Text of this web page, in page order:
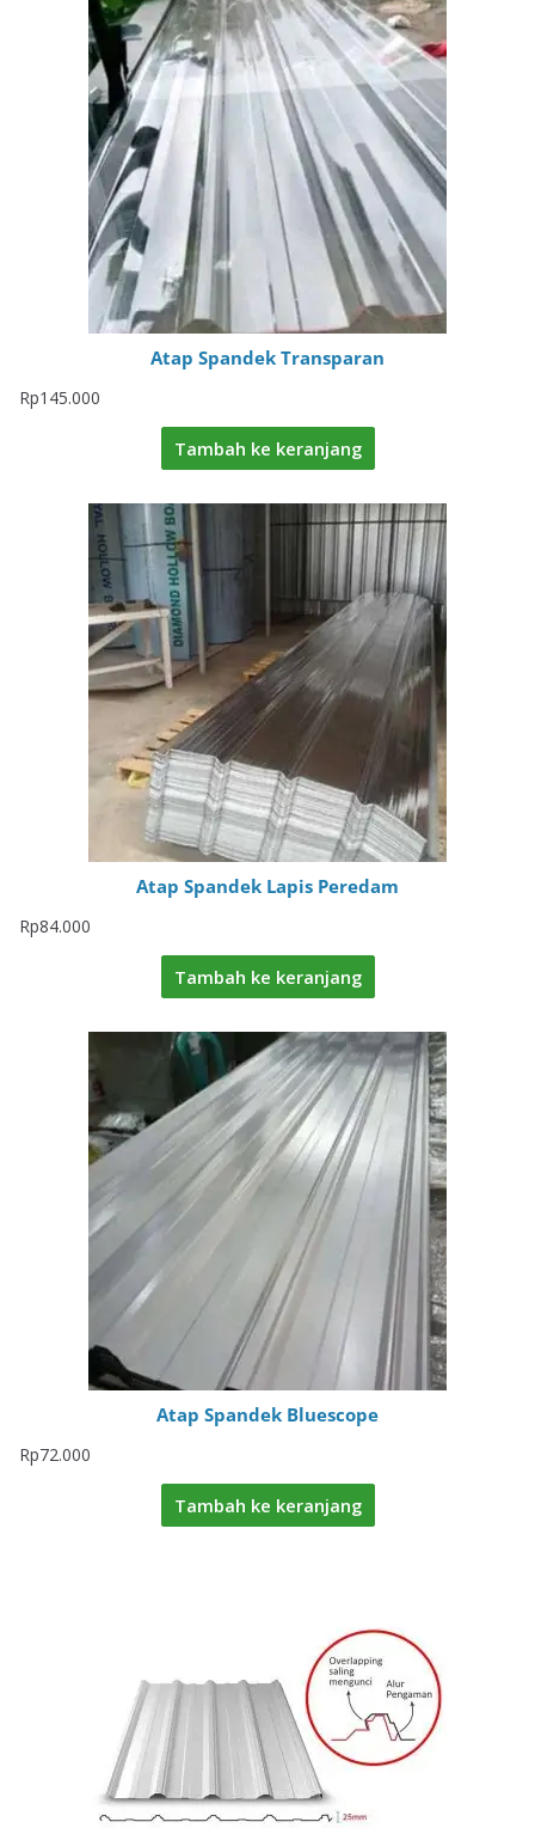
Atap Spandek Transparan
Rp145.000
Tambah ke keranjang
Atap Spandek Lapis Peredam
Rp84.000
Tambah ke keranjang
Atap Spandek Bluescope
Rp72.000
Tambah ke keranjang